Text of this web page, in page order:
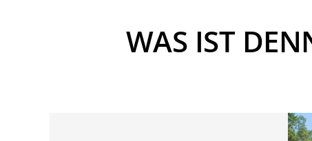
WAS IST